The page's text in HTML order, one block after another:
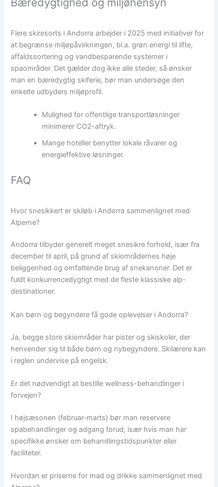
Flere skiresorts i Andorra arbejder i 2025 med initiativer for
at begrænse miljøpåvirkningen, bl.a. grøn energi til lifte,
affaldssortering og vandbesparende systemer i
spaområder. Det gælder dog ikke alle steder, så ønsker
man en bæredygtig skiferie, bør man undersøge den
enkelte udbyders miljøprofil.
Mulighed for offentlige transportløsninger
minimerer CO2-aftryk.
Mange hoteller benytter lokale råvarer og
energieffektive løsninger.
FAQ
Hvor snesikkert er skiløb i Andorra sammenlignet med
Alperne?
Andorra tilbyder generelt meget snesikre forhold, især fra
december til april, på grund af skiområdernes høje
beliggenhed og omfattende brug af snekanoner. Det er
fuldt konkurrencedygtigt med de fleste klassiske alp-
destinationer.
Kan børn og begyndere få gode oplevelser i Andorra?
Ja, begge store skiområder har pister og skiskoler, der
henvender sig til både børn og nybegyndere. Skilærere kan
i reglen undervise på engelsk.
Er det nødvendigt at bestille wellness-behandlinger i
forvejen?
I højsæsonen (februar-marts) bør man reservere
spabehandlinger og adgang forud, især hvis man har
specifikke ønsker om behandlingstidspunkter eller
faciliteter.
Hvordan er priserne for mad og drikke sammenlignet med